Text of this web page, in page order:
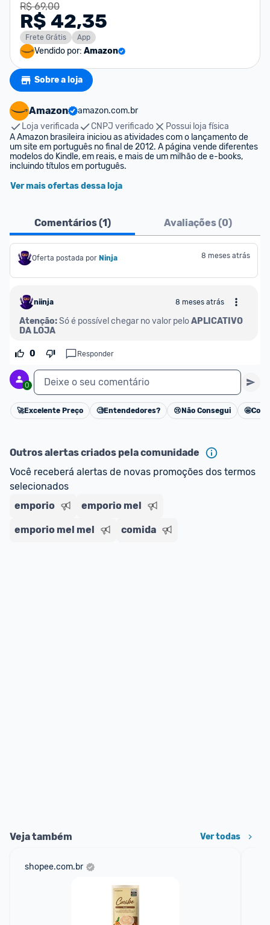
R$ 69,00
R$ 42,35
Frete Grátis App
Vendido por: Amazon
Sobre a loja
Amazon
amazon.com.br
Loja verificada
CNPJ verificado
Possui loja física
A Amazon brasileira iniciou as atividades com o lançamento de
um site em português no final de 2012. A página vende diferentes
modelos do Kindle, em reais, e mais de um milhão de e-books,
incluindo títulos em português.
Ver mais ofertas dessa loja
Comentários (1) Avaliações (0)
Oferta postada por Ninja 8 meses atrás
niinja 8 meses atrás
Atenção: Só é possível chegar no valor pelo APLICATIVO
DA LOJA
0 Responder
0 Deixe o seu comentário
Cancelar
🚀Excelente Preço 🧐Entendedores? 😢 Não Consegui 🤩
Outros alertas criados pela comunidade
Você receberá alertas de novas promoções dos termos
selecionados
emporio
emporio mel
emporio mel mel comida
Veja também Ver todas
shopee.com.br